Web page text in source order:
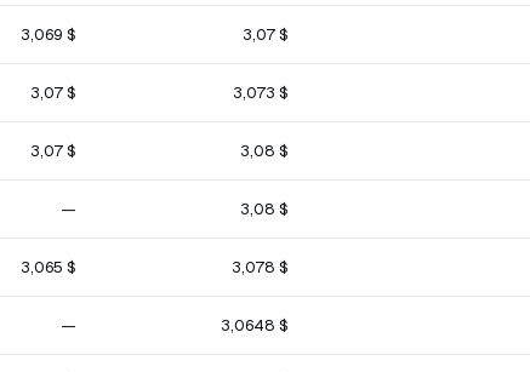
3,069 $ 3,07 $
3,07 $ 3,073 $
3,07 $ 3,08 $
— 3,08 $
3,065 $ 3,078 $
— 3,0648 $